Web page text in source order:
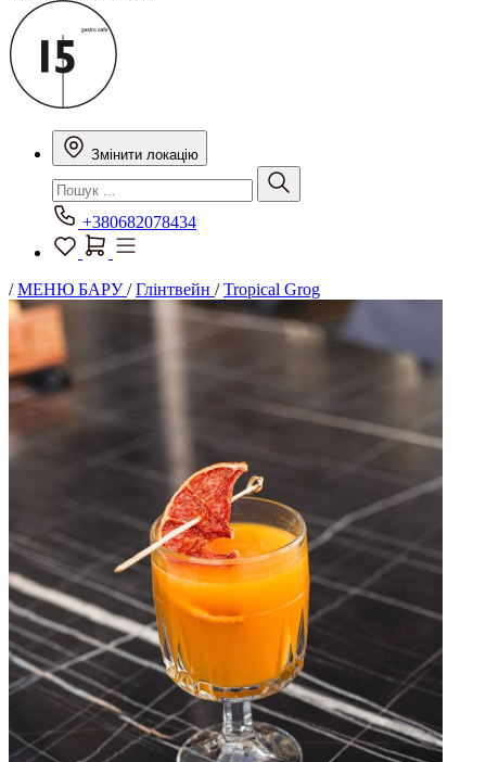
Змінити локацію
+380682078434
/МЕНЮ БАРУ/Глінтвейн /Tropical Grog